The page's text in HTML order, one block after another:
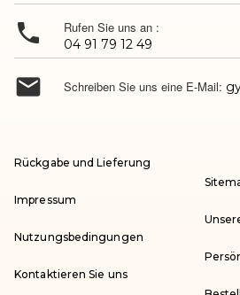
 Rufen Sie uns an :
04 91 79 12 49
 Schreiben Sie uns eine E-Mail:
Rückgabe und Lieferung
Impressum
Nutzungsbedingungen
Kontaktieren Sie uns